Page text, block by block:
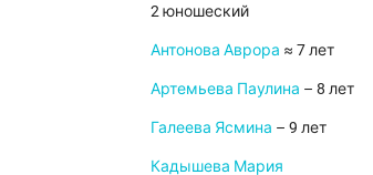
2 юношеский
Антонова Аврора ≈ 7 лет
Артемьева Паулина – 8 лет
Галеева Ясмина – 9 лет
Кадышева Мария